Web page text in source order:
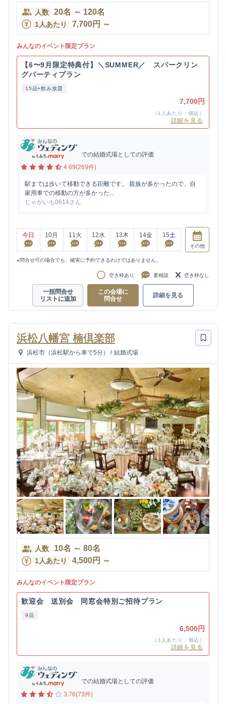
人数 20名 ～ 120名
1人あたり 7,700円 ～
みんなのイベント限定プラン
【6〜9月限定特典付】＼SUMMER／ スパークリン
グパーティプラン
15品+飲み放題
7,700円
（1人あたり・税込）
詳細を見る
での結婚式場としての評価
4.69(269件)
駅までは歩いて移動できる距離です。 親族が多かったので、自
家用車での移動の方が多かった...
じゃがいも0614さん
今日 10月 11 火 12水 13木 14金 15土
その他
※問合せ可の場合でも、確実に予約できるわけではありません。
空き枠あり 要相談 空き枠なし
一括問合せ
リストに追加
この会場に
問合せ
詳細を見る
浜松八幡宮 楠倶楽部
浜松市（浜松駅から車で5分） / 結婚式場
人数 10名 ～ 80名
1人あたり 4,500円 ～
みんなのイベント限定プラン
歓迎会 送別会 同窓会特別ご招待プラン
9品
6,500円
（1人あたり・税込）
詳細を見る
での結婚式場としての評価
3.76(73件)